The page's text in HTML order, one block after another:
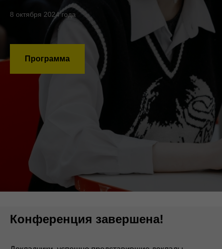
8 октября 2024 года
Программа
Конференция завершена!